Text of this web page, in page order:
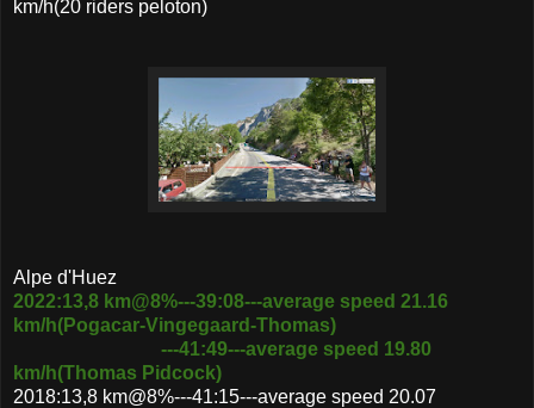
km/h(20 riders peloton)
Alpe d'Huez
2022:13,8 km@8%---39:08---average speed 21.16
km/h(Pogacar-Vingegaard-Thomas)
---41:49---average speed 19.80
km/h(Thomas Pidcock)
2018:13,8 km@8%---41:15---average speed 20.07